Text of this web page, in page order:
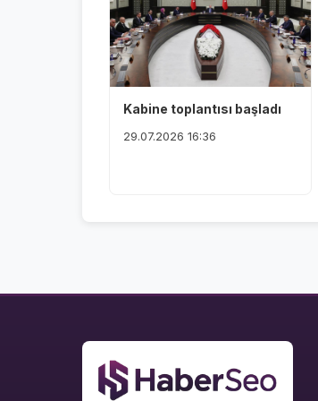
Kabine toplantısı başladı
29.07.2026 16:36